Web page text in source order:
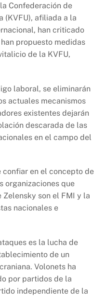
Confederación de
(KVFU), afiliada a la
han criticado
propuesto medidas
de la KVFU,
laboral, se eliminarán
actuales mecanismos
existentes dejarán
descarada de las
en el campo del
confiar en el concepto de
organizaciones que
son el FMI y la
nacionales e
es la lucha de
de un
Volonets ha
por partidos de la
independiente de la